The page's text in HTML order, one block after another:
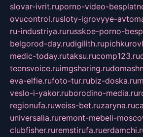
slovar-ivrit.ruporno-video-
ovucontrol.rusloty-igrovyye-
ru-industriya.rurusskoe-porno-
belgorod-day.rudigilith.ru
medic-today.rutaksu.rucomp123.ru
teensvoice.ruimgsharing.ru
eva-elfie.rufoto-tur.rubiz-doska.ru
veslo-i-yakor.ruborodino-media.ru
regionufa.ruweiss-bet.ruzaryna.ru
universalia.ruremont-mebeli-
clubfisher.ruremstirufa.ru